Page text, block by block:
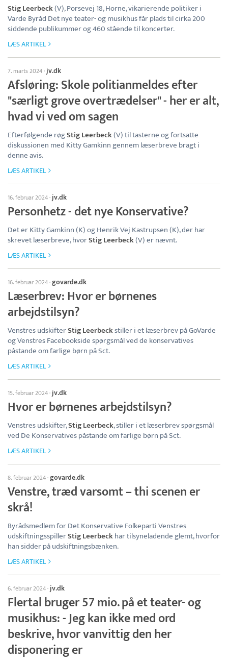
Stig Leerbeck(V), Porsevej 18, Horne, vikarierende politiker i
Varde Byråd Det nye teater- og musikhus får plads til cirka 200
siddende publikummer og 460 stående til koncerter.
LÆS ARTIKEL
7. marts 2024·jv.dk
Afsløring: Skole politianmeldes efter
"særligt grove overtrædelser" - her er alt,
hvad vi ved om sagen
Efterfølgende røgStig Leerbeck(V) til tasterne og fortsatte
diskussionen med Kitty Gamkinn gennem læserbreve bragt i
denne avis.
LÆS ARTIKEL
16. februar 2024·jv.dk
Personhetz - det nye Konservative?
Det er Kitty Gamkinn (K) og Henrik Vej Kastrupsen (K), der har
skrevet læserbreve, hvorStig Leerbeck(V) er nævnt.
LÆS ARTIKEL
16. februar 2024·govarde.dk
Læserbrev: Hvor er børnenes
arbejdstilsyn?
Venstres udskifterStig Leerbeckstiller i et læserbrev på GoVarde
og Venstres Facebookside spørgsmål ved de konservatives
påstande om farlige børn på Sct.
LÆS ARTIKEL
15. februar 2024·jv.dk
Hvor er børnenes arbejdstilsyn?
Venstres udskifter,Stig Leerbeck, stiller i et læserbrev spørgsmål
ved De Konservatives påstande om farlige børn på Sct.
LÆS ARTIKEL
8. februar 2024·govarde.dk
Venstre, træd varsomt – thi scenen er
skrå!
Byrådsmedlem for Det Konservative Folkeparti Venstres
udskiftningsspillerStig Leerbeckhar tilsyneladende glemt, hvorfor
han sidder på udskiftningsbænken.
LÆS ARTIKEL
6. februar 2024·jv.dk
Flertal bruger 57 mio. på et teater- og
musikhus: - Jeg kan ikke med ord
beskrive, hvor vanvittig den her
disponering er